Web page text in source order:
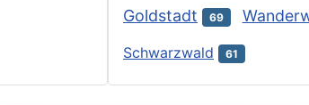
Goldstadt 69
Schwarzwald 61